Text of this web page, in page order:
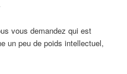
vous demandez qui est
un peu de poids intellectuel,